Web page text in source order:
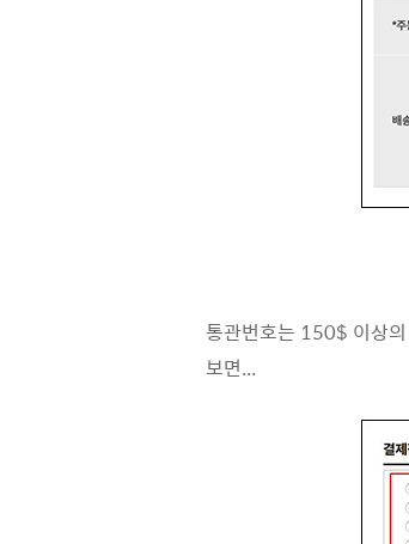
통관번호는 150$ 이상의
보면...